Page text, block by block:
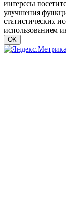
интересы
улучшения
статистических
использованием
OK